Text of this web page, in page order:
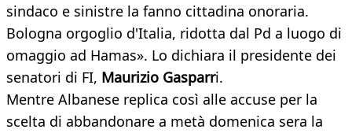
sindaco e sinistre la fanno cittadina onoraria.
Bologna orgoglio d'Italia, ridotta dal Pd a luogo di
omaggio ad Hamas». Lo dichiara il presidente dei
senatori di FI, Maurizio Gasparri.
Mentre Albanese replica così alle accuse per la
scelta di abbandonare a metà domenica sera la